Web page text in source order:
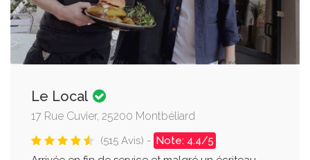
Le Local
17 Rue Cuvier, 25200 Montbéliard
(515 Avis) - Note: 4.4/5